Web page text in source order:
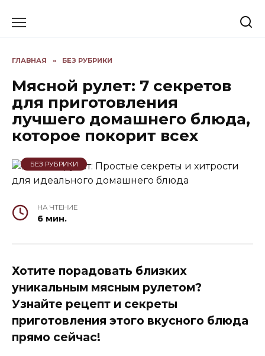
ГЛАВНАЯ » БЕЗ РУБРИКИ
Мясной рулет: 7 секретов
для приготовления
лучшего домашнего блюда,
которое покорит всех
БЕЗ РУБРИКИ
НА ЧТЕНИЕ
6 мин.
Хотите порадовать близких
уникальным мясным рулетом?
Узнайте рецепт и секреты
приготовления этого вкусного блюда
прямо сейчас!